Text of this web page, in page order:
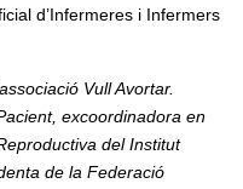
d’Infermeres i Infermers
Vull Avortar.
excoordinadora en
del Institut
de la Federació